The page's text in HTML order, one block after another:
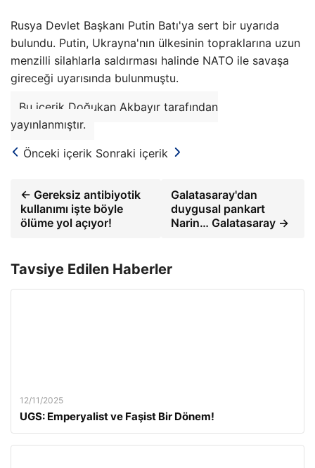
Rusya Devlet Başkanı Putin Batı'ya sert bir uyarıda
bulundu. Putin, Ukrayna'nın ülkesinin topraklarına uzun
menzilli silahlarla saldırması halinde NATO ile savaşa
gireceği uyarısında bulunmuştu.
Bu içerik Doğukan Akbayır tarafından
yayınlanmıştır.
Önceki içerik Sonraki içerik
← Gereksiz antibiyotik
kullanımı işte böyle
ölüme yol açıyor!
Galatasaray'dan
duygusal pankart
Narin… Galatasaray →
Tavsiye Edilen Haberler
12/11/2025
UGS: Emperyalist ve Faşist Bir Dönem!